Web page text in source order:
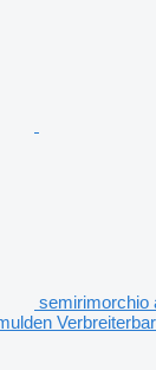
semirimorchio